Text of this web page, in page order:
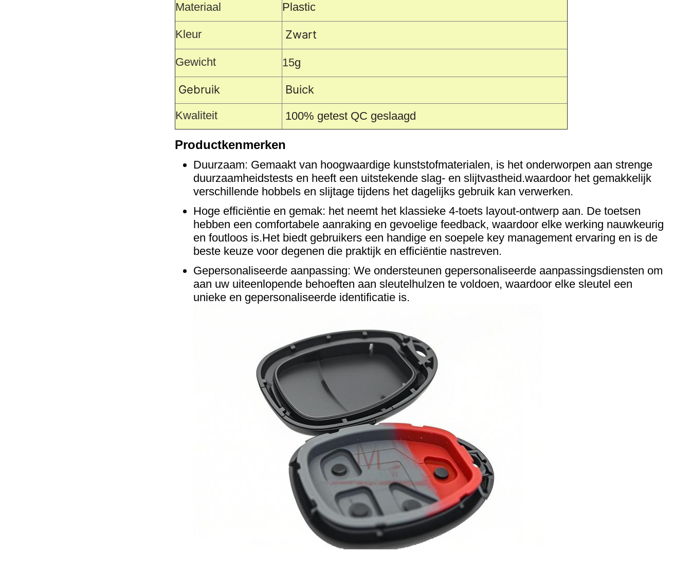
Materiaal Plastic
Kleur Zwart
Gewicht 15g
Gebruik Buick
Kwaliteit 100% getest QC geslaagd
Productkenmerken
Duurzaam: Gemaakt van hoogwaardige kunststofmaterialen, is het onderworpen aan strenge
duurzaamheidstests en heeft een uitstekende slag- en slijtvastheid.waardoor het gemakkelijk
verschillende hobbels en slijtage tijdens het dagelijks gebruik kan verwerken.
Hoge efficiëntie en gemak: het neemt het klassieke 4-toets layout-ontwerp aan. De toetsen
hebben een comfortabele aanraking en gevoelige feedback, waardoor elke werking nauwkeurig
en foutloos is.Het biedt gebruikers een handige en soepele key management ervaring en is de
beste keuze voor degenen die praktijk en efficiëntie nastreven.
Gepersonaliseerde aanpassing: We ondersteunen gepersonaliseerde aanpassingsdiensten om
aan uw uiteenlopende behoeften aan sleutelhulzen te voldoen, waardoor elke sleutel een
unieke en gepersonaliseerde identificatie is.